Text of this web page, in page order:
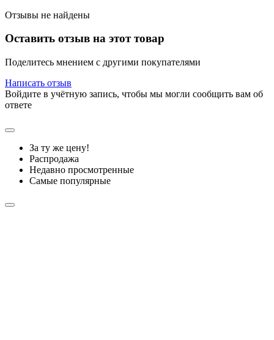
Отзывы не найдены
Оставить отзыв на этот товар
Поделитесь мнением с другими покупателями
Написать отзыв
Войдите в учётную запись, чтобы мы могли сообщить вам об
ответе
За ту же цену!
Распродажа
Недавно просмотренные
Самые популярные